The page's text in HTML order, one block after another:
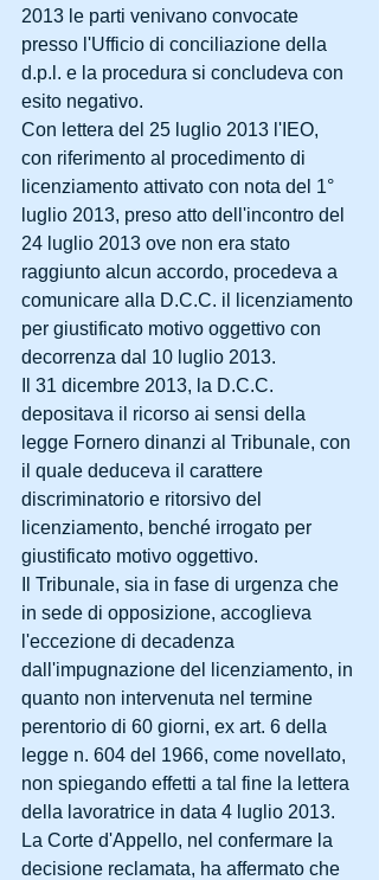
2013 le parti venivano convocate
presso l'Ufficio di conciliazione della
d.p.l. e la procedura si concludeva con
esito negativo.
Con lettera del 25 luglio 2013 l'IEO,
con riferimento al procedimento di
licenziamento attivato con nota del 1°
luglio 2013, preso atto dell'incontro del
24 luglio 2013 ove non era stato
raggiunto alcun accordo, procedeva a
comunicare alla D.C.C. il licenziamento
per giustificato motivo oggettivo con
decorrenza dal 10 luglio 2013.
Il 31 dicembre 2013, la D.C.C.
depositava il ricorso ai sensi della
legge Fornero dinanzi al Tribunale, con
il quale deduceva il carattere
discriminatorio e ritorsivo del
licenziamento, benché irrogato per
giustificato motivo oggettivo.
Il Tribunale, sia in fase di urgenza che
in sede di opposizione, accoglieva
l'eccezione di decadenza
dall'impugnazione del licenziamento, in
quanto non intervenuta nel termine
perentorio di 60 giorni, ex art. 6 della
legge n. 604 del 1966, come novellato,
non spiegando effetti a tal fine la lettera
della lavoratrice in data 4 luglio 2013.
La Corte d'Appello, nel confermare la
decisione reclamata, ha affermato che